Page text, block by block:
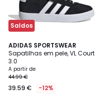
Saldos
ADIDAS SPORTSWEAR
Sapatilhas em pele, VL Court
3.0
A partir de
44.99 €
39.59 € -12%
4,9
/ 5
6
Cores